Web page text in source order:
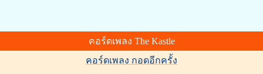
คอร์ดเพลง The Kastle
คอร์ดเพลง กอดอีกครั้ง